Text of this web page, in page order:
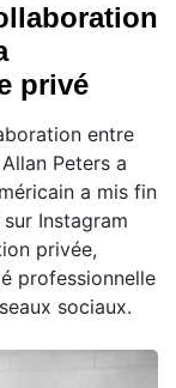
privé
entre
Peters a
a mis fin
Instagram
privée,
professionnelle
sociaux.